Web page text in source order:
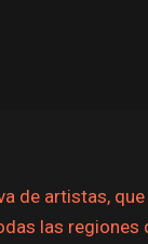
de artistas,
las regiones